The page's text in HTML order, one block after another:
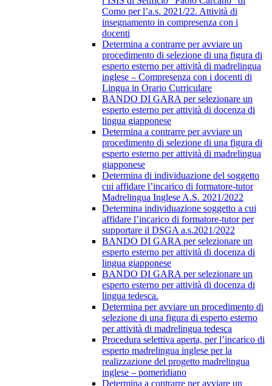
Como per l’a.s. 2021/22. Attività di
insegnamento in compresenza con i
docenti
Determina a contrarre per avviare un
procedimento di selezione di una figura di
esperto esterno per attività di madrelingua
inglese – Compresenza con i docenti di
Lingua in Orario Curriculare
BANDO DI GARA per selezionare un
esperto esterno per attività di docenza di
lingua giapponese
Determina a contrarre per avviare un
procedimento di selezione di una figura di
esperto esterno per attività di madrelingua
giapponese
Determina di individuazione del soggetto
cui affidare l’incarico di formatore-tutor
Madrelingua Inglese A.S. 2021/2022
Determina individuazione soggetto a cui
affidare l’incarico di formatore-tutor per
supportare il DSGA a.s.2021/2022
BANDO DI GARA per selezionare un
esperto esterno per attività di docenza di
lingua giapponese
BANDO DI GARA per selezionare un
esperto esterno per attività di docenza di
lingua tedesca.
Determina per avviare un procedimento di
selezione di una figura di esperto esterno
per attività di madrelingua tedesca
Procedura selettiva aperta, per l’incarico di
esperto madrelingua inglese per la
realizzazione del progetto madrelingua
inglese – pomeridiano
Determina a contrarre per avviare un